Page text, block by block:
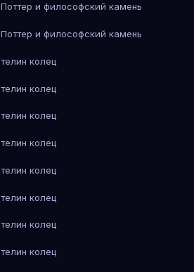
и философский камень
и философский камень
колец
колец
колец
колец
колец
колец
колец
колец